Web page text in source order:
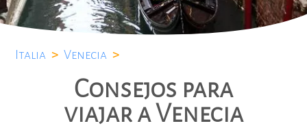
Italia > Venecia >
Consejos para
viajar a Venecia